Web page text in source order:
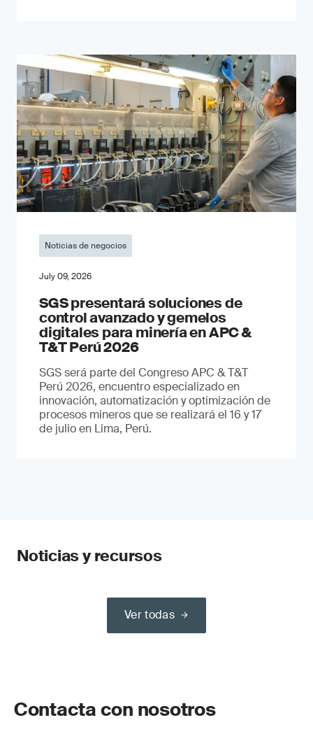
Noticias de negocios
July 09, 2026
SGS presentará soluciones de
control avanzado y gemelos
digitales para minería en APC &
T&T Perú 2026
SGS será parte del Congreso APC & T&T
Perú 2026, encuentro especializado en
innovación, automatización y optimización de
procesos mineros que se realizará el 16 y 17
de julio en Lima, Perú.
Noticias y recursos
Ver todas
Contacta con nosotros